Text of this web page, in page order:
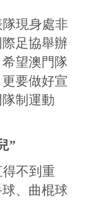
現身處非
足協舉辦
望澳門隊
要做好宣
制運動
”
不到重
、曲棍球